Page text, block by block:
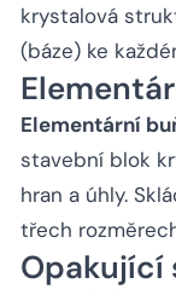
krystalová
(báze) ke
Elementární
stavební blok
hran a úhly.
třech
Opakující